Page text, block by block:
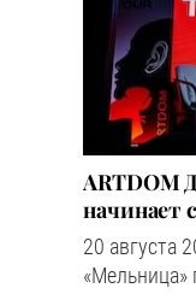
ARTDOM
начинает
20 августа
«Мельница»